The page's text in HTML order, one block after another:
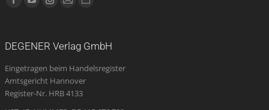
Facebook
new
window
YouTube
new
window
Instagram
new
window
E-
opens
in
new
Website
new
DEGENER Verlag GmbH
Eingetragen beim Handelsregister
Amtsgericht Hannover
Register-Nr. HRB 4133